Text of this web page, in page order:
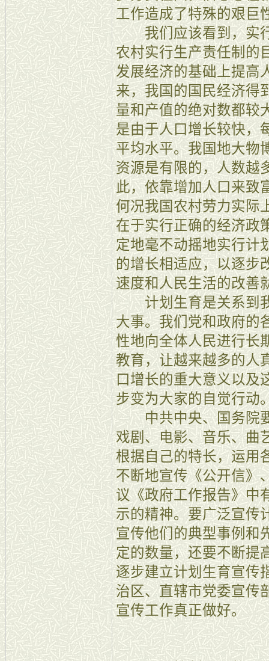
工作造成了特殊的艰巨
我们应该看到，实行
农村实行生产责任制的
发展经济的基础上提高
来，我国的国民经济得
量和产值的绝对数都较
是由于人口增长较快，
平均水平。我国地大物
资源是有限的，人数越
此，依靠增加人口来致
何况我国农村劳力实际
在于实行正确的经济政
定地毫不动摇地实行计
的增长相适应，以逐步
速度和人民生活的改善
计划生育是关系到我
大事。我们党和政府的
性地向全体人民进行长
教育，让越来越多的人
口增长的重大意义以及
步变为大家的自觉行动
中共中央、国务院要
戏剧、电影、音乐、曲
根据自己的特长，运用
不断地宣传《公开信》
议《政府工作报告》中
示的精神。要广泛宣传
宣传他们的典型事例和
定的数量，还要不断提
逐步建立计划生育宣传
治区、直辖市党委宣传
宣传工作真正做好。